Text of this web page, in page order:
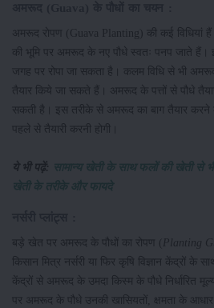
अमरूद राेपण (Guava Planting) की कई विधियां
की भूमि पर अमरूद के नए पौधे स्वतः पनप जाते हैं।
जगह पर रोपा जा सकता है। कलम विधि से भी
तैयार किये जा सकते हैं। अमरूद के पत्तों से पौधे
सकती है। इस तरीके से अमरूद का बाग तैयार करने
पहले से तैयारी करनी होगी।
ये भी पढ़ें: सामान्य खेती के साथ फलों की खेती से
खेती के तरीके और फायदे
बड़े खेत पर अमरूद के पौधों का रोपण ( Planting
किसान मित्र नर्सरी या फिर कृषि विज्ञान केंद्रों के
केंद्रों से अमरूद के उमदा किस्म के पौधे निर्धारित
पर अमरूद के पौधे उनकी खासियतों, क्षमता के